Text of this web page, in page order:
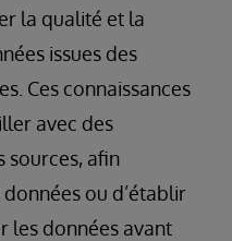
la qualité et la
issues des
Ces connaissances
avec des
sources, afin
ou d’établir
les données avant